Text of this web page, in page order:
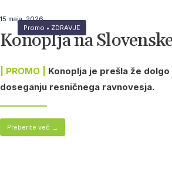
Promo • ZDRAVJE
15 maja, 2026
Konoplja na
| PROMO | Konoplja je prešla že
doseganju resničnega ravnovesja.
Preberite več →